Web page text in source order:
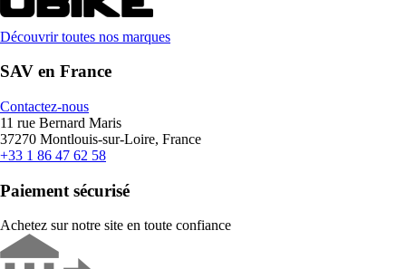
Découvrir toutes nos marques
SAV en France
Contactez-nous
11 rue Bernard Maris
37270 Montlouis-sur-Loire, France
+33 1 86 47 62 58
Paiement sécurisé
Achetez sur notre site en toute confiance